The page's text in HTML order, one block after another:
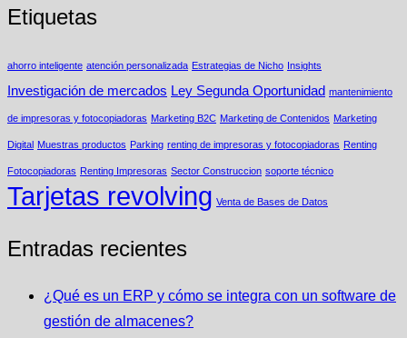
Etiquetas
ahorro inteligente atención personalizada Estrategias de Nicho Insights
Investigación de mercados Ley Segunda Oportunidad mantenimiento
de impresoras y fotocopiadoras Marketing B2C Marketing de Contenidos Marketing
Digital Muestras productos Parking renting de impresoras y fotocopiadoras Renting
Fotocopiadoras Renting Impresoras Sector Construccion soporte técnico
Tarjetas revolving Venta de Bases de Datos
Entradas recientes
¿Qué es un ERP y cómo se integra con un software de
gestión de almacenes?